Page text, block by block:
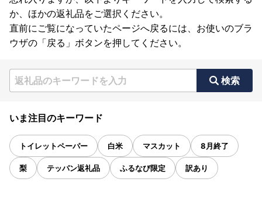
か、ほかの返礼品をご選択ください。
直前にご覧になっていたページへ戻るには、お使いのブラ
ウザの「戻る」ボタンを押してください。
検索
いま注目のキーワード
トイレットペーパー 白米 マスカット 8月終了
梨 テッパン返礼品 ふるなび限定 訳あり